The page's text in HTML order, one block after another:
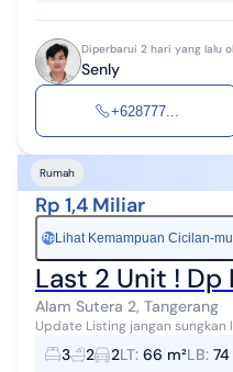
Diperbarui 2 hari yang lalu
Senly
+628777...
Rumah
Rp 1,4 Miliar
Rp Lihat Kemampuan Cicilan-mu
Last 2 Unit ! Dp
Alam Sutera 2, Tangerang
Update Listing jangan
call Beni yah Spesialis Area Alam Sutera dan sekitarnya Titip Jual |
Beli | Sewa | J...
3 2 2LT: 66 m²LB: 74